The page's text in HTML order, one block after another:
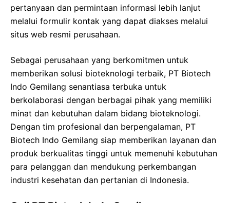
pertanyaan dan permintaan informasi lebih lanjut
melalui formulir kontak yang dapat diakses melalui
situs web resmi perusahaan.
Sebagai perusahaan yang berkomitmen untuk
memberikan solusi bioteknologi terbaik, PT Biotech
Indo Gemilang senantiasa terbuka untuk
berkolaborasi dengan berbagai pihak yang memiliki
minat dan kebutuhan dalam bidang bioteknologi.
Dengan tim profesional dan berpengalaman, PT
Biotech Indo Gemilang siap memberikan layanan dan
produk berkualitas tinggi untuk memenuhi kebutuhan
para pelanggan dan mendukung perkembangan
industri kesehatan dan pertanian di Indonesia.